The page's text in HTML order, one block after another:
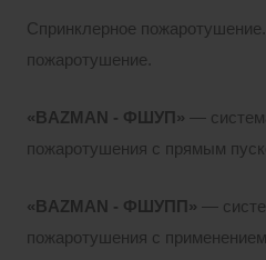
Спринклерное
пожаротушение.
«BAZMAN - ФШУП» —
пожаротушения с прямым
«BAZMAN - ФШУПП» —
пожаротушения с